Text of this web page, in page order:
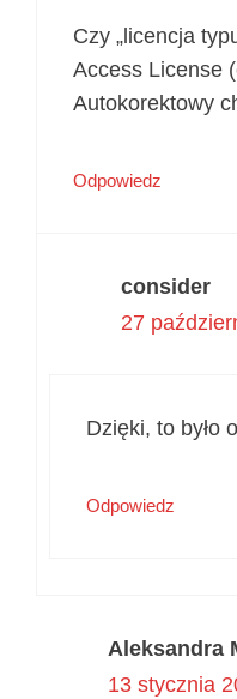
Czy „licencja
Access License
Autokorektowy
Odpowiedz
consider
27
Dzięki, to było
Odpowiedz
Aleksandra
13 stycznia